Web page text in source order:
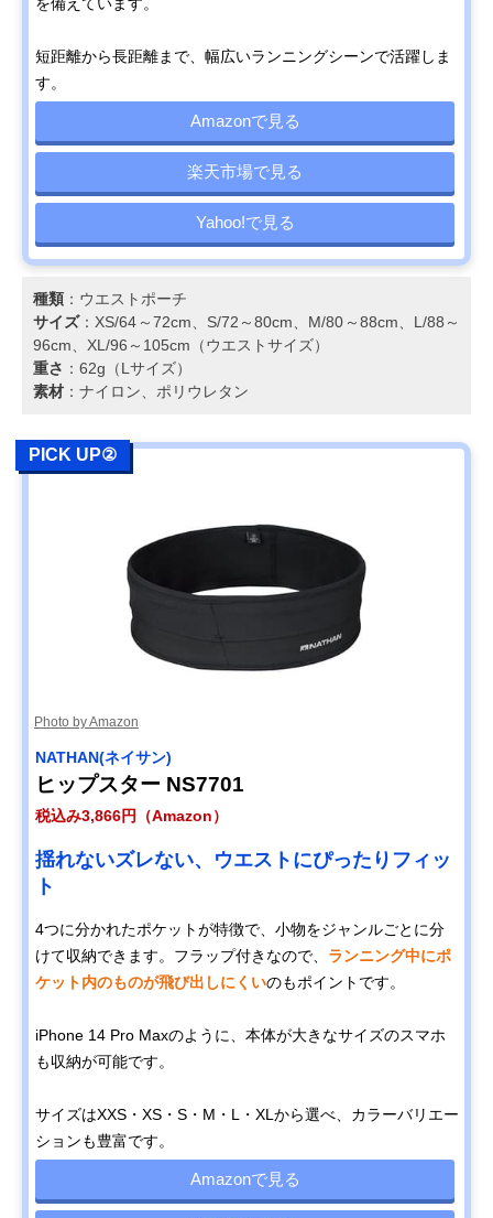
短距離から長距離まで、幅広いランニングシーンで活躍しま
す。
Amazonで見る
楽天市場で見る
Yahoo!で見る
種類 ：ウエストポーチ
サイズ：XS/64～72cm、S/72～80cm、M/80～88cm、L/88～
96cm、XL/96～105cm（ウエストサイズ）
重さ ：62g（Lサイズ）
素材 ：ナイロン、ポリウレタン
PICK UP②
Photo by Amazon
NATHAN(ネイサン)
ヒップスター NS7701
税込み3,866円（Amazon）
揺れないズレない、ウエストにぴったりフィッ
ト
4つに分かれたポケットが特徴で、小物をジャンルごとに分
けて収納できます。フラップ付きなので、 ランニング中にポ
ケット内のものが飛び出しにくいのもポイントです。
iPhone 14 Pro Maxのように、本体が大きなサイズのスマホ
も収納が可能です。
サイズはXXS・XS・S・M・L・XLから選べ、カラーバリエー
ションも豊富です。
Amazonで見る